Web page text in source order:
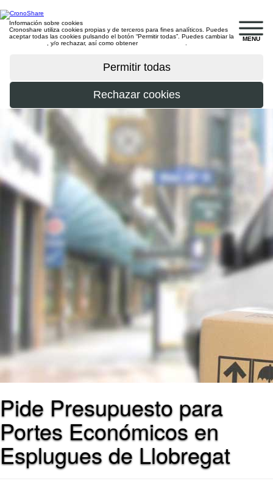
MENU
Información sobre cookies
Cronoshare utiliza cookies propias y de terceros para fines analíticos. Puedes
aceptar todas las cookies pulsando el botón “Permitir todas”. Puedes cambiar la
, y/o rechazar, así como obtener
Pide Presupuesto para
Portes Económicos en
Esplugues de Llobregat